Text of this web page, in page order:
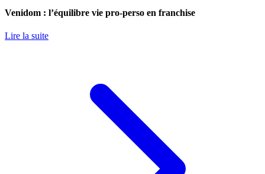
Venidom : l’équilibre vie pro-perso en franchise
Lire la suite